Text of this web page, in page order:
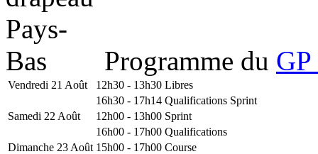
Programme du
Vendredi 21 Août 12h30 - 13h30 Libres
16h30 - 17h14 Qualifications Sprint
Samedi 22 Août
12h00 - 13h00 Sprint
16h00 - 17h00 Qualifications
Dimanche 23 Août 15h00 - 17h00 Course